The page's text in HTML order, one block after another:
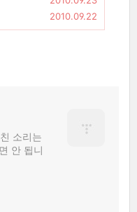
2010.09.22
소리는
안 됩니